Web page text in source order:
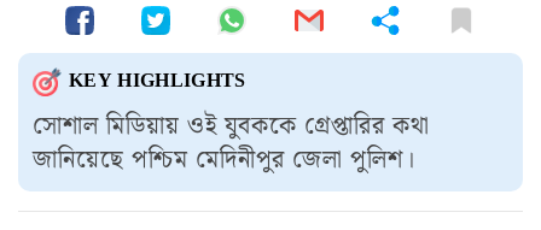
KEY HIGHLIGHTS
সোশাল মিডিয়ায় ওই যুবককে গ্রেপ্তারির কথা
জানিয়েছে পশ্চিম মেদিনীপুর জেলা পুলিশ।